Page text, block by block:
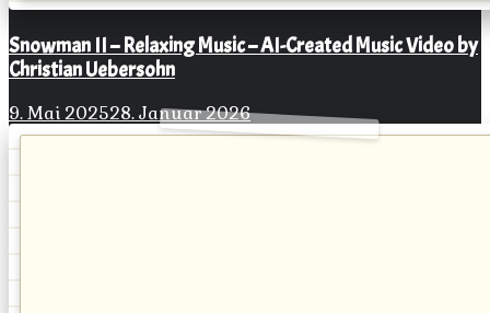
Snowman II – Relaxing Music – AI-Created Music Video by
Christian Uebersohn
9. Mai 202528. Januar 2026